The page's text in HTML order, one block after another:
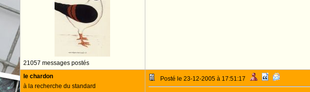
21057 messages postés
le chardon
à la recherche du standard
Posté le 23-12-2005 à 17:51:17